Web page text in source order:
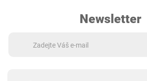
Newsletter